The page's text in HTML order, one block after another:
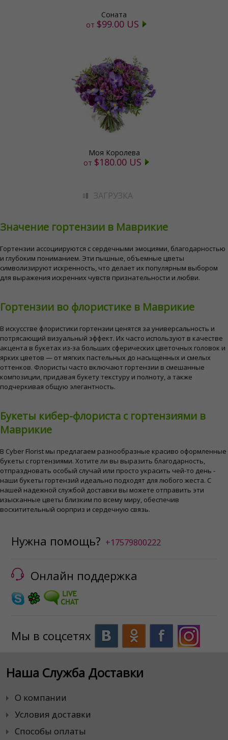
Соната
от $99.00 US
Моя Королева
от $180.00 US
ЗАГРУЗКА
Значение гортензии в Маврикие
Гортензии ассоциируются с сердечными эмоциями, благодарностью
и глубоким пониманием. Эти пышные, объемные цветы
символизируют искренность, что делает их популярным выбором
для выражения искренних чувств признательности и любви.
Гортензии во флористике в Маврикие
В искусстве флористики гортензии ценятся за универсальность и
потрясающий визуальный эффект. Их часто используют в качестве
акцента в букетах из-за больших сферических цветочных головок и
ярких цветов — от мягких пастельных до насыщенных и смелых
оттенков. Флористы часто включают гортензии в смешанные
композиции, придавая букету текстуру и полноту, а также
подчеркивая общую элегантность.
Букеты кибер-флориста с гортензиями в
Маврикие
В Cyber ​​Florist мы предлагаем разнообразные красиво оформленные
букеты с гортензиями. Хотите ли вы выразить благодарность,
отпраздновать особый случай или просто украсить чей-то день -
наши букеты гортензий идеально подходят для любого жеста. С
нашей надежной службой доставки вы можете отправить эти
изысканные цветы близким по всему миру, обеспечив
восхитительный сюрприз и сердечную связь.
Нужна помощь? +17579800222
Онлайн поддержка
Мы в соцсетях
Наша Служба Доставки
О компании
Условия доставки
Способы оплаты